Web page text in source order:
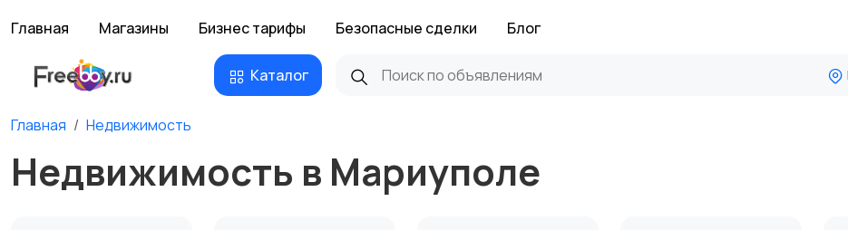
Главная Магазины Бизнес тарифы Безопасные сделки Блог
Каталог
Главная Недвижимость
Недвижимость в Мариуполе